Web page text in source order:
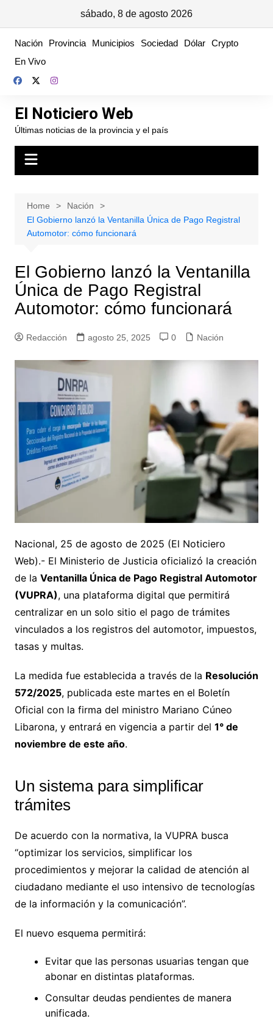
sábado, 8 de agosto 2026
content
Nación Provincia Municipios Sociedad Dólar Crypto
En Vivo
El Noticiero Web
Últimas noticias de la provincia y el país
Home
Nación
El Gobierno lanzó la Ventanilla Única de Pago Registral
Automotor: cómo funcionará
El Gobierno lanzó la Ventanilla
Única de Pago Registral
Automotor: cómo funcionará
Redacción agosto 25, 2025 0 Nación
Nacional, 25 de agosto de 2025 (El Noticiero
Web).- El Ministerio de Justicia oficializó la creación
de la Ventanilla Única de Pago Registral Automotor
(VUPRA), una plataforma digital que permitirá
centralizar en un solo sitio el pago de trámites
vinculados a los registros del automotor, impuestos,
tasas y multas.
La medida fue establecida a través de la Resolución
572/2025, publicada este martes en el Boletín
Oficial con la firma del ministro Mariano Cúneo
Libarona, y entrará en vigencia a partir del 1° de
noviembre de este año.
Un sistema para simplificar
trámites
De acuerdo con la normativa, la VUPRA busca
“optimizar los servicios, simplificar los
procedimientos y mejorar la calidad de atención al
ciudadano mediante el uso intensivo de tecnologías
de la información y la comunicación”.
El nuevo esquema permitirá:
Evitar que las personas usuarias tengan que
abonar en distintas plataformas.
Consultar deudas pendientes de manera
unificada.